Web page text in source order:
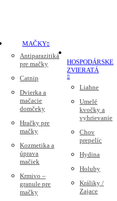
MAČKY
Antiparazitiká
pre mačky
Catnip
Dvierka a
mačacie
domčeky
Hračky pre
mačky
Kozmetika a
úprava
mačiek
Krmivo –
granule pre
mačky
HOSPODÁRSKE
ZVIERATÁ
Liahne
Umelé
kvočky a
vyhrievanie
Chov
prepelíc
Hydina
Holuby
Králiky /
Zajace